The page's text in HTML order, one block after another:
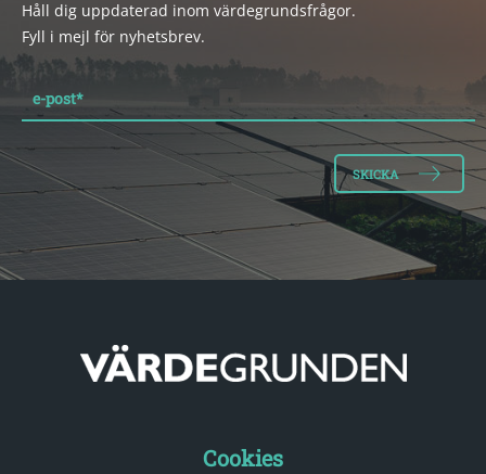
Håll dig uppdaterad inom värdegrundsfrågor.
Fyll i mejl för nyhetsbrev.
e-post*
Cookies